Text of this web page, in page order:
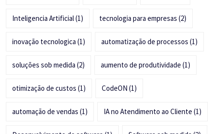
Inteligencia Artificial(1) tecnologia para empresas (2)
inovação tecnologica (1) automatização de processos (1)
soluções sob medida (2) aumento de produtividade (1)
otimização de custos (1) CodeON (1)
automação de vendas (1) IA no Atendimento ao Cliente (1)